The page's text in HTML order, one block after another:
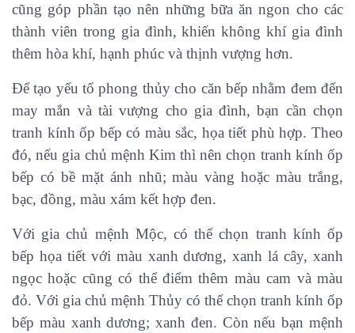
cũng góp phần tạo nên những bữa ăn ngon cho các
thành viên trong gia đình, khiến không khí gia đình
thêm hòa khí, hạnh phúc và thịnh vượng hơn.
Để tạo yếu tố phong thủy cho căn bếp nhằm đem đến
may mắn và tài vượng cho gia đình, bạn cần chọn
tranh kính ốp bếp có màu sắc, họa tiết phù hợp. Theo
đó, nếu gia chủ mệnh Kim thì nên chọn tranh kính ốp
bếp có bề mặt ánh nhũ; màu vàng hoặc màu trắng,
bạc, đồng, màu xám kết hợp đen.
Với gia chủ mệnh Mộc, có thể chọn tranh kính ốp
bếp họa tiết với màu xanh dương, xanh lá cây, xanh
ngọc hoặc cũng có thể điểm thêm màu cam và màu
đỏ. Với gia chủ mệnh Thủy có thể chọn tranh kính ốp
bếp màu xanh dương; xanh đen. Còn nếu bạn mệnh